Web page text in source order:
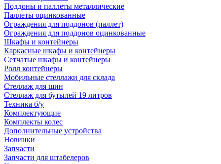
Поддоны и паллеты металлические
Паллеты оцинкованные
Ограждения для поддонов (паллет)
Ограждения для поддонов оцинкованные
Шкафы и контейнеры
Каркасные шкафы и контейнеры
Сетчатые шкафы и контейнеры
Ролл контейнеры
Мобильные стеллажи для склада
Стеллаж для шин
Стеллаж для бутылей 19 литров
Техника б/у
Комплектующие
Комплекты колес
Дополнительные устройства
Новинки
Запчасти
Запчасти для штабелеров